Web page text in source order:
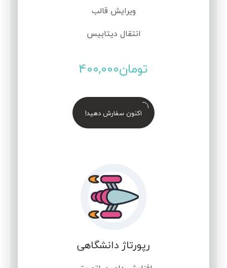
ویرایش قالب
انتقال دیتابیس
تومان400,000
اکنون سفارش دهید!
رپورتاژ دانشگاهی